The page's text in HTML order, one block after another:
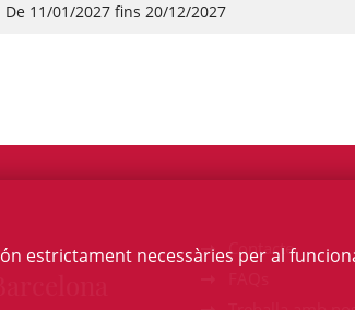
De 11/01/2027 fins 20/12/2027
Contacte
estrictament necessàries per al